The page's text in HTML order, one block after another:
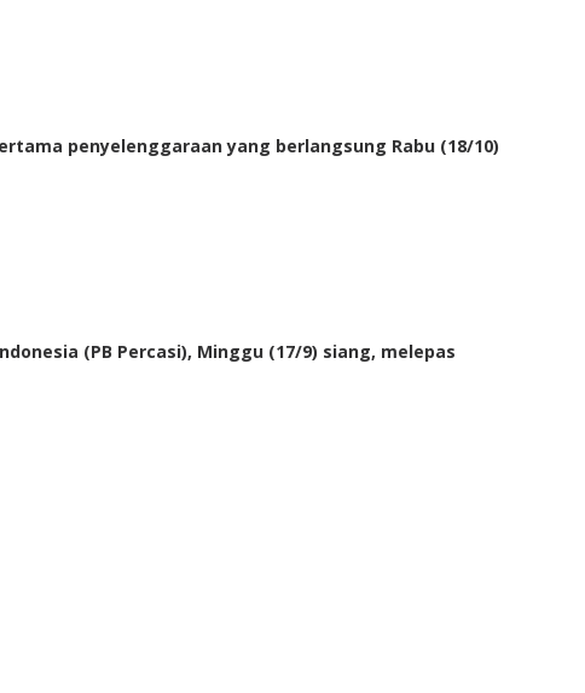
penyelenggaraan yang berlangsung Rabu (18/10)
(PB Percasi), Minggu (17/9) siang, melepas